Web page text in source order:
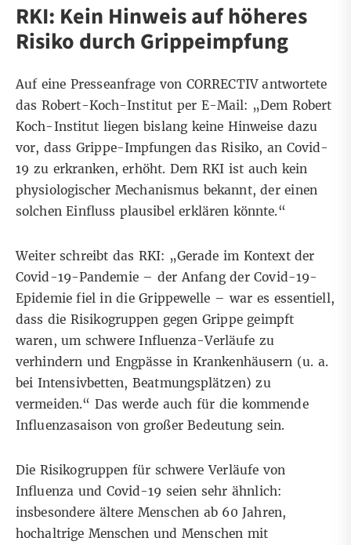
RKI: Kein Hinweis auf höheres
Risiko durch Grippeimpfung
Auf eine Presseanfrage von CORRECTIV antwortete
das Robert-Koch-Institut per E-Mail: „Dem Robert
Koch-Institut liegen bislang keine Hinweise dazu
vor, dass Grippe-Impfungen das Risiko, an Covid-
19 zu erkranken, erhöht. Dem RKI ist auch kein
physiologischer Mechanismus bekannt, der einen
solchen Einfluss plausibel erklären könnte.“
Weiter schreibt das RKI: „Gerade im Kontext der
Covid-19-Pandemie – der Anfang der Covid-19-
Epidemie fiel in die Grippewelle – war es essentiell,
dass die Risikogruppen gegen Grippe geimpft
waren, um schwere Influenza-Verläufe zu
verhindern und Engpässe in Krankenhäusern (u. a.
bei Intensivbetten, Beatmungsplätzen) zu
vermeiden.“ Das werde auch für die kommende
Influenzasaison von großer Bedeutung sein.
Die Risikogruppen für schwere Verläufe von
Influenza und Covid-19 seien sehr ähnlich:
insbesondere ältere Menschen ab 60 Jahren,
hochaltrige Menschen und Menschen mit